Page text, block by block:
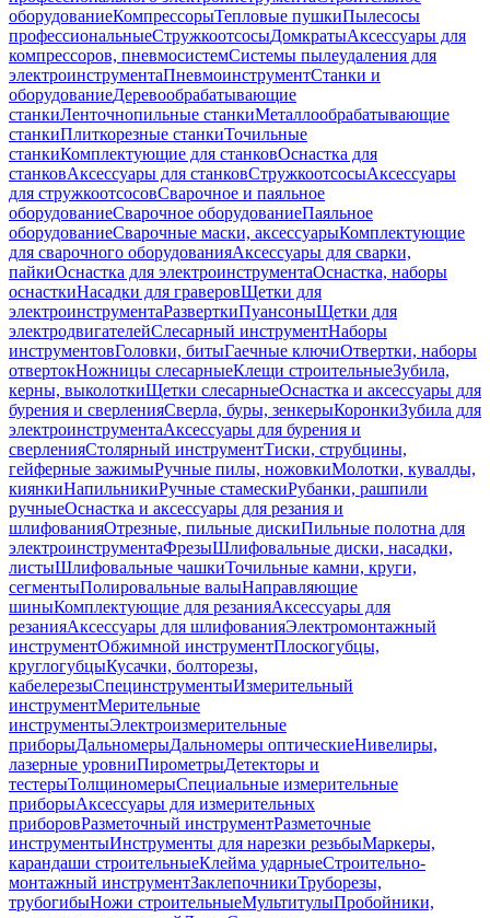
оборудованиеКомпрессорыТепловые пушкиПылесосы
профессиональныеСтружкоотсосыДомкратыАксессуары для
компрессоров, пневмосистемСистемы пылеудаления для
электроинструментаПневмоинструментСтанки и
оборудованиеДеревообрабатывающие
станкиЛенточнопильные станкиМеталлообрабатывающие
станкиПлиткорезные станкиТочильные
станкиКомплектующие для станковОснастка для
станковАксессуары для станковСтружкоотсосыАксессуары
для стружкоотсосовСварочное и паяльное
оборудованиеСварочное оборудованиеПаяльное
оборудованиеСварочные маски, аксессуарыКомплектующие
для сварочного оборудованияАксессуары для сварки,
пайкиОснастка для электроинструментаОснастка, наборы
оснасткиНасадки для граверовЩетки для
электроинструментаРазверткиПуансоныЩетки для
электродвигателейСлесарный инструментНаборы
инструментовГоловки, битыГаечные ключиОтвертки, наборы
отвертокНожницы слесарныеКлещи строительныеЗубила,
керны, выколоткиЩетки слесарныеОснастка и аксессуары для
бурения и сверленияСверла, буры, зенкерыКоронкиЗубила для
электроинструментаАксессуары для бурения и
сверленияСтолярный инструментТиски, струбцины,
гейферные зажимыРучные пилы, ножовкиМолотки, кувалды,
киянкиНапильникиРучные стамескиРубанки, рашпили
ручныеОснастка и аксессуары для резания и
шлифованияОтрезные, пильные дискиПильные полотна для
электроинструментаФрезыШлифовальные диски, насадки,
листыШлифовальные чашкиТочильные камни, круги,
сегментыПолировальные валыНаправляющие
шиныКомплектующие для резанияАксессуары для
резанияАксессуары для шлифованияЭлектромонтажный
инструментОбжимной инструментПлоскогубцы,
круглогубцыКусачки, болторезы,
кабелерезыСпецинструментыИзмерительный
инструментМерительные
инструментыЭлектроизмерительные
приборыДальномерыДальномеры оптическиеНивелиры,
лазерные уровниПирометрыДетекторы и
тестерыТолщиномерыСпециальные измерительные
приборыАксессуары для измерительных
приборовРазметочный инструментРазметочные
инструментыИнструменты для нарезки резьбыМаркеры,
карандаши строительныеКлейма ударныеСтроительно-
монтажный инструментЗаклепочникиТруборезы,
трубогибыНожи строительныеМультитулыПробойники,